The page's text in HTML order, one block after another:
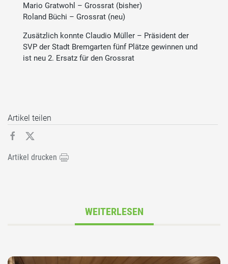
Mario Gratwohl – Grossrat (bisher)
Roland Büchi – Grossrat (neu)
Zusätzlich konnte Claudio Müller – Präsident der
SVP der Stadt Bremgarten fünf Plätze gewinnen und
ist neu 2. Ersatz für den Grossrat
Artikel teilen
Artikel drucken
WEITERLESEN